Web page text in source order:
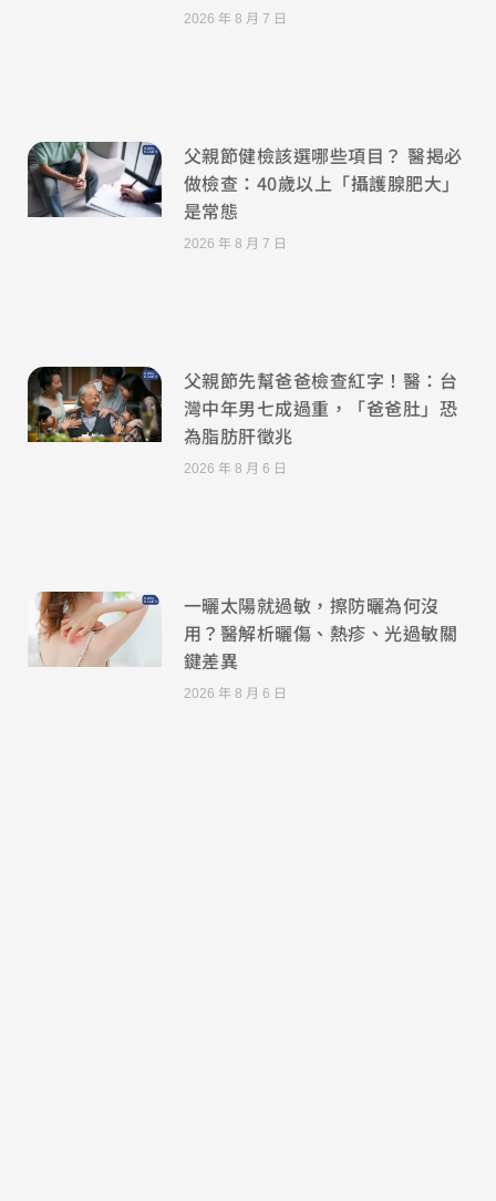
2026 年 8 月 7 日
父親節健檢該選哪些項目？ 醫揭必
做檢查：40歲以上「攝護腺肥大」
是常態
2026 年 8 月 7 日
父親節先幫爸爸檢查紅字！醫：台
灣中年男七成過重，「爸爸肚」恐
為脂肪肝徵兆
2026 年 8 月 6 日
一曬太陽就過敏，擦防曬為何沒
用？醫解析曬傷、熱疹、光過敏關
鍵差異
2026 年 8 月 6 日